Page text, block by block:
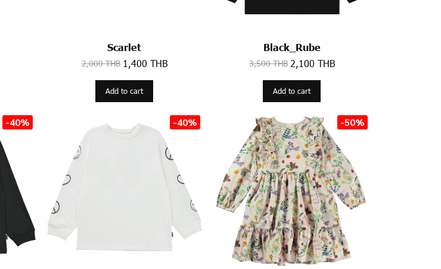
Scarlet
2,000 THB 1,400 THB
Add to cart
Black_Rube
3,500 THB 2,100 THB
Add to cart
-40% -40% -50%